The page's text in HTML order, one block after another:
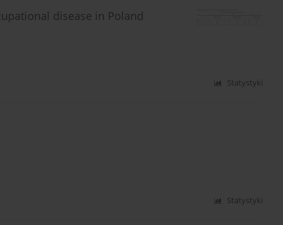
disease in Poland
Statystyki
Statystyki